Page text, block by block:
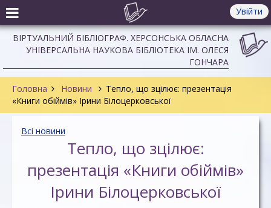
Увійти
ВІРТУАЛЬНИЙ БІБЛІОГРАФ. ХЕРСОНСЬКА ОБЛАСНА
УНІВЕРСАЛЬНА НАУКОВА БІБЛІОТЕКА ІМ. ОЛЕСЯ
ГОНЧАРА
Головна Новини
Тепло, що зцілює: презентація
«Книги обіймів» Ірини Білоцерковської
Всі новини
Тепло, що зцілює:
презентація «Книги обіймів»
Ірини Білоцерковської